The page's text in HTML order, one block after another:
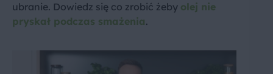
ubranie. Dowiedz się co zrobić żeby olej nie
pryskał podczas smażenia.